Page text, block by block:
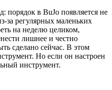
порядок в BuJo появляется не
за регулярных маленьких
на неделю целиком,
лишнее и честно
сделано сейчас. В этом
Но если он настроен
инструмент.